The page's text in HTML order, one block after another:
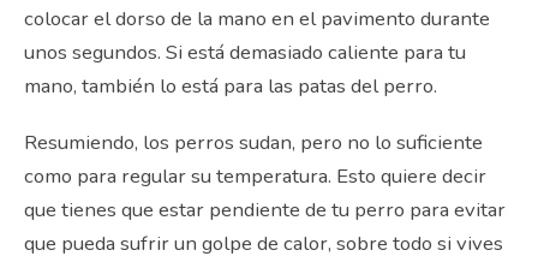
colocar el dorso de la mano en el pavimento durante
unos segundos. Si está demasiado caliente para tu
mano, también lo está para las patas del perro.
Resumiendo, los perros sudan, pero no lo suficiente
como para regular su temperatura. Esto quiere decir
que tienes que estar pendiente de tu perro para evitar
que pueda sufrir un golpe de calor, sobre todo si vives